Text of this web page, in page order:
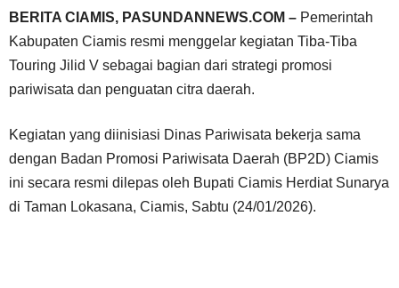
BERITA CIAMIS, PASUNDANNEWS.COM – Pemerintah
Kabupaten Ciamis resmi menggelar kegiatan Tiba-Tiba
Touring Jilid V sebagai bagian dari strategi promosi
pariwisata dan penguatan citra daerah.
Kegiatan yang diinisiasi Dinas Pariwisata bekerja sama
dengan Badan Promosi Pariwisata Daerah (BP2D) Ciamis
ini secara resmi dilepas oleh Bupati Ciamis Herdiat Sunarya
di Taman Lokasana, Ciamis, Sabtu (24/01/2026).